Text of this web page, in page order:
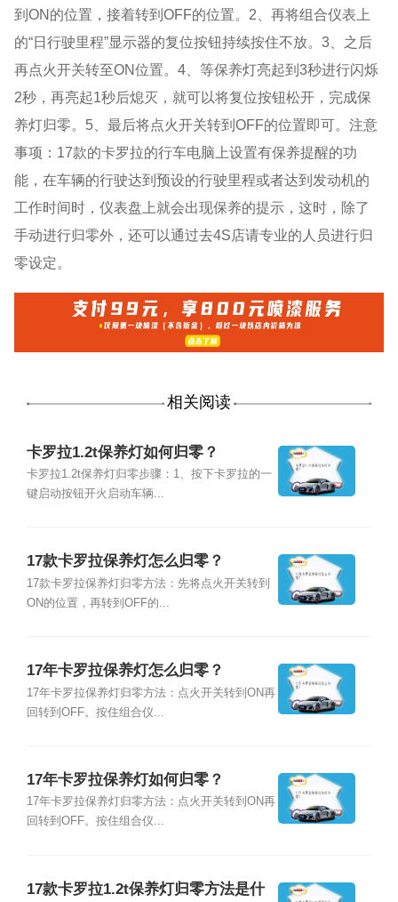
到ON的位置，接着转到OFF的位置。2、再将组合仪表上
的“日行驶里程”显示器的复位按钮持续按住不放。3、之后
再点火开关转至ON位置。4、等保养灯亮起到3秒进行闪烁
2秒，再亮起1秒后熄灭，就可以将复位按钮松开，完成保
养灯归零。5、最后将点火开关转到OFF的位置即可。注意
事项：17款的卡罗拉的行车电脑上设置有保养提醒的功
能，在车辆的行驶达到预设的行驶里程或者达到发动机的
工作时间时，仪表盘上就会出现保养的提示，这时，除了
手动进行归零外，还可以通过去4S店请专业的人员进行归
零设定。
相关阅读
卡罗拉1.2t保养灯如何归零？
卡罗拉1.2t保养灯归零步骤：1、按下卡罗拉的一
键启动按钮开火启动车辆...
17款卡罗拉保养灯怎么归零？
17款卡罗拉保养灯归零方法：先将点火开关转到
ON的位置，再转到OFF的...
17年卡罗拉保养灯怎么归零？
17年卡罗拉保养灯归零方法：点火开关转到ON再
回转到OFF。按住组合仪...
17年卡罗拉保养灯如何归零？
17年卡罗拉保养灯归零方法：点火开关转到ON再
回转到OFF。按住组合仪...
17款卡罗拉1.2t保养灯归零方法是什